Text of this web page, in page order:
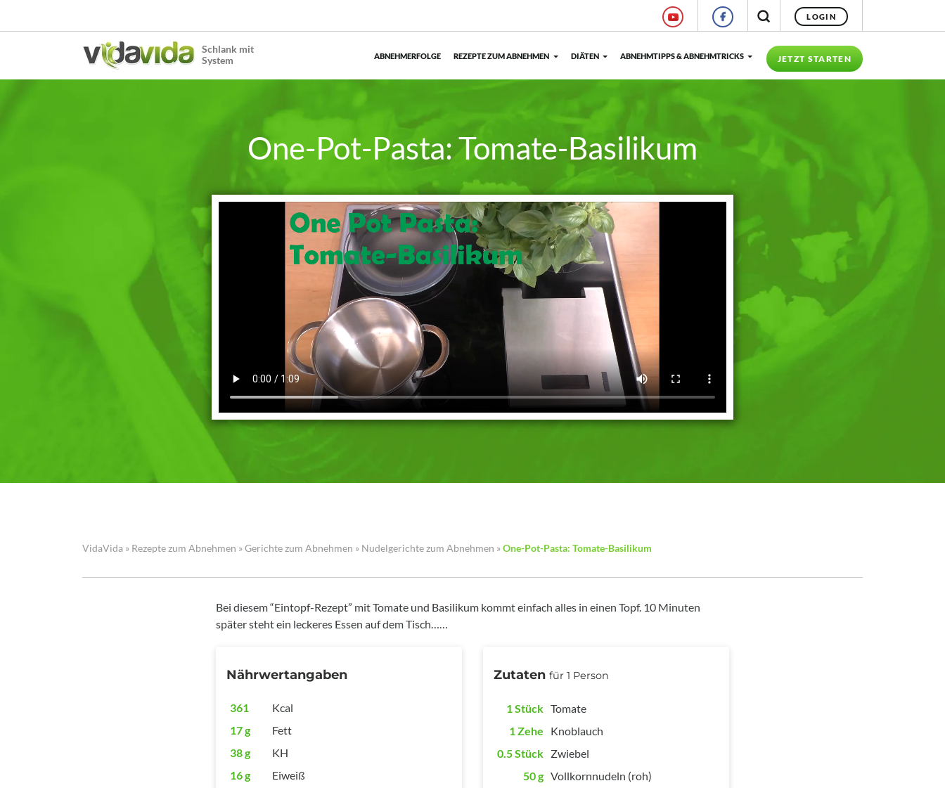
LOGIN
Schlank mit
System
JETZT STARTEN
ABNEHMERFOLGE REZEPTE ZUM ABNEHMEN DIÄTEN ABNEHMTIPPS & ABNEHMTRICKS
One-Pot-Pasta: Tomate-Basilikum
VidaVida » Rezepte zum Abnehmen »Gerichte zum Abnehmen » Nudelgerichte zum Abnehmen »One-Pot-Pasta: Tomate-Basilikum
Bei diesem “Eintopf-Rezept” mit Tomate und Basilikum kommt einfach alles in einen Topf. 10 Minuten
später steht ein leckeres Essen auf dem Tisch……
Nährwertangaben
361
Kcal
17 g
Fett
38 g
KH
16 g
Eiweiß
Zutaten für 1 Person
1 Stück Tomate
1 Zehe
Knoblauch
0.5 Stück Zwiebel
50 g Vollkornnudeln (roh)